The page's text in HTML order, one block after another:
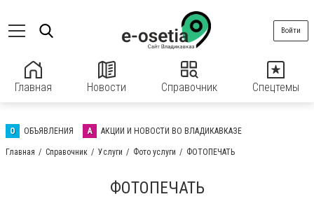
Главная Новости Справочник Спецтемы
Войти
О ОБЪЯВЛЕНИЯ А АКЦИИ И НОВОСТИ ВО ВЛАДИКАВКАЗЕ
Главная Справочник Услуги Фото услуги ФОТОПЕЧАТЬ
ФОТОПЕЧАТЬ